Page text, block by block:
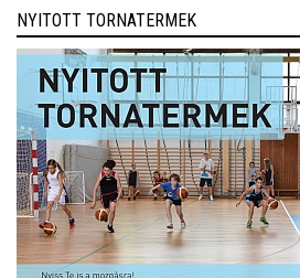
NYITOTT TORNATERMEK